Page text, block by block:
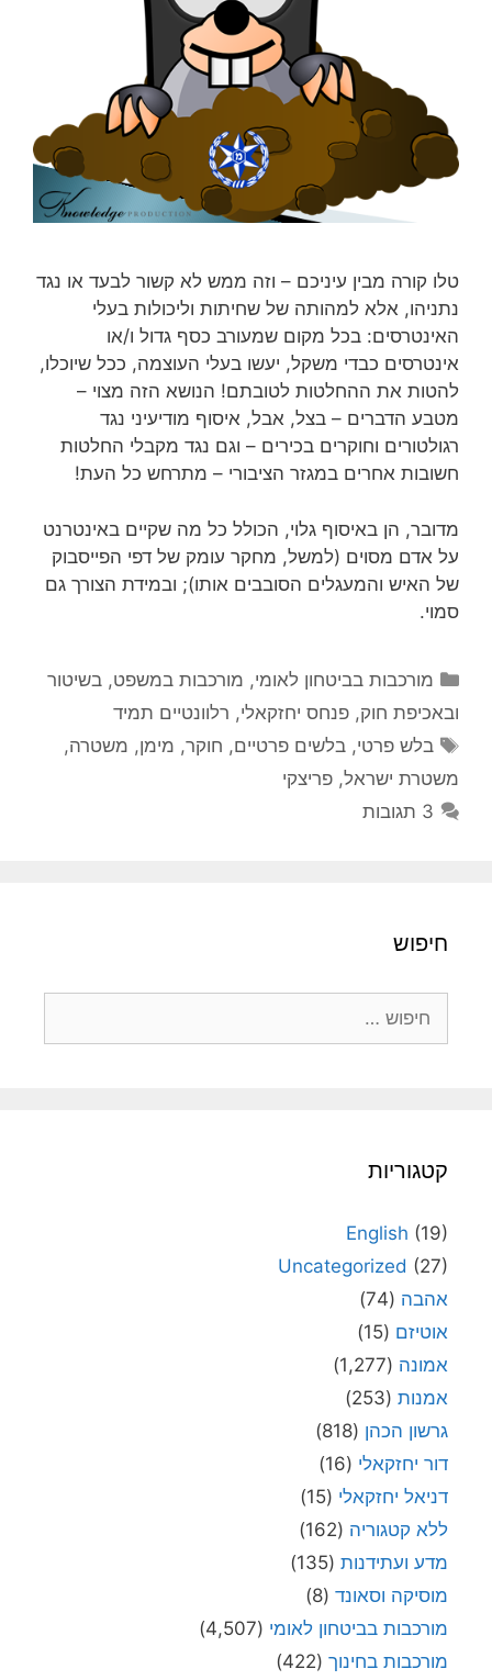
טלו קורה מבין עיניכם – וזה ממש לא קשור לבעד או נגד
נתניהו, אלא למהותה של שחיתות וליכולות בעלי
האינטרסים: בכל מקום שמעורב כסף גדול ו/או
אינטרסים כבדי משקל, יעשו בעלי העוצמה, ככל שיוכלו,
להטות את ההחלטות לטובתם! הנושא הזה מצוי –
מטבע הדברים – בצל, אבל, איסוף מודיעיני נגד
רגולטורים וחוקרים בכירים – וגם נגד מקבלי החלטות
חשובות אחרים במגזר הציבורי – מתרחש כל העת!
מדובר, הן באיסוף גלוי, הכולל כל מה שקיים באינטרנט
על אדם מסוים (למשל, מחקר עומק של דפי הפייסבוק
של האיש והמעגלים הסובבים אותו); ובמידת הצורך גם
סמוי.
קטגוריות
מורכבות בביטחון לאומי, מורכבות במשפט, בשיטור
ובאכיפת חוק, פנחס יחזקאלי, רלוונטיים תמיד
תגיות
בלש פרטי,בלשים פרטיים, חוקר, מימן, משטרה,
משטרת ישראל, פריצקי
3 תגובות
חיפוש
קטגוריות
English (19)
Uncategorized (27)
אהבה (74)
אוטיזם (15)
אמונה (1,277)
אמנות (253)
גרשון הכהן (818)
דור יחזקאלי (16)
דניאל יחזקאלי (15)
ללא קטגוריה (162)
מדע ועתידנות (135)
מוסיקה וסאונד (8)
מורכבות בביטחון לאומי (4,507)
מורכבות בחינוך (422)